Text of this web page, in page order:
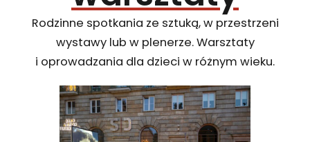
Rodzinne spotkania ze sztuką, w przestrzeni
wystawy lub w plenerze. Warsztaty
i oprowadzania dla dzieci w różnym wieku.